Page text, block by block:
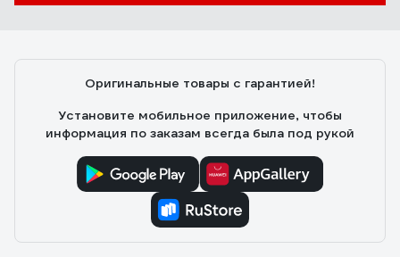
Оригинальные товары с гарантией!
Установите мобильное приложение, чтобы
информация по заказам всегда была под рукой